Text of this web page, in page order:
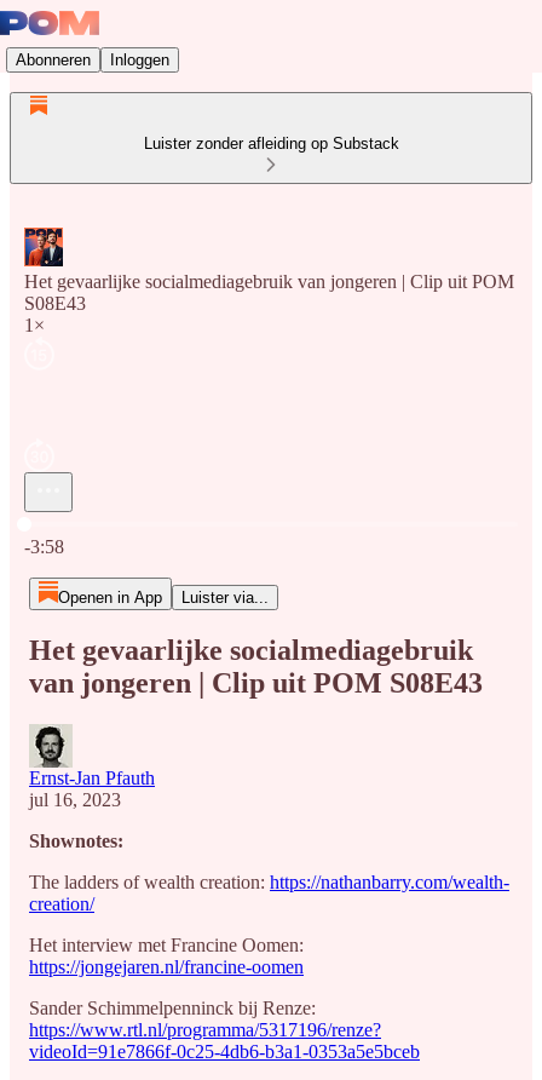
Abonneren Inloggen
Luister zonder afleiding op Substack
Het gevaarlijke socialmediagebruik van jongeren | Clip uit POM
S08E43
1×
-3:58
Openen in App Luister via...
Het gevaarlijke socialmediagebruik
van jongeren | Clip uit POM S08E43
Ernst-Jan Pfauth
jul 16, 2023
Shownotes:
The ladders of wealth creation: https://nathanbarry.com/wealth-
creation/
Het interview met Francine Oomen:
https://jongejaren.nl/francine-oomen
Sander Schimmelpenninck bij Renze:
https://www.rtl.nl/programma/5317196/renze?
videoId=91e7866f-0c25-4db6-b3a1-0353a5e5bceb